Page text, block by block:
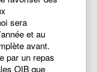
sera
et au
avant.
par un repas
OIB que